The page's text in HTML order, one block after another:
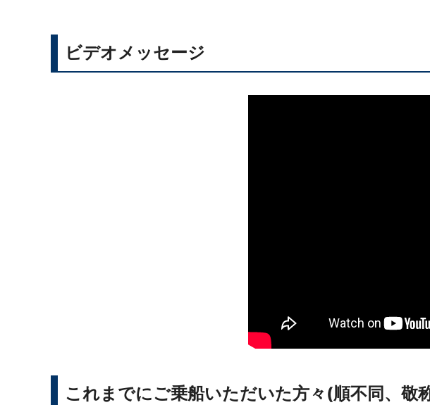
ビデオメッセージ
これまでにご乗船いただいた方々(順不同、敬